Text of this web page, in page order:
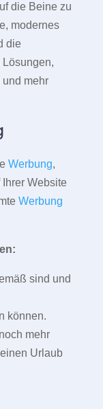
die Beine zu
modernes
die
Lösungen,
und mehr
Werbung,
Website
Werbung
sind und
können.
mehr
Urlaub